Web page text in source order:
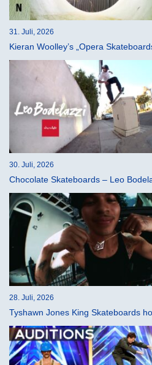
31. Juli, 2026
Kieran Woolley’s „Opera
30. Juli, 2026
Chocolate Skateboards – Leo
28. Juli, 2026
Tyshawn Jones King Skateboards